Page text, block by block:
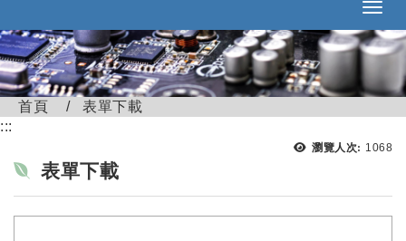
首頁
表單下載
:::
瀏覽人次: 瀏覽
1068
表單下載